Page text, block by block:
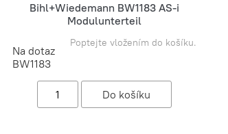
Bihl+Wiedemann BW1183 AS-i
Modulunterteil
Na dotaz
BW1183
Poptejte vložením do košíku.